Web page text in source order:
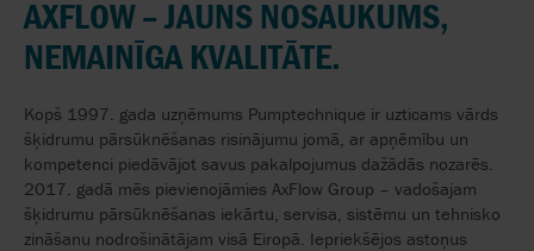
AXFLOW – JAUNS NOSAUKUMS,
NEMAINĪGA KVALITĀTE.
Kopš 1997. gada uzņēmums Pumptechnique ir uzticams vārds
šķidrumu pārsūknēšanas risinājumu jomā, ar apņēmību un
kompetenci piedāvājot savus pakalpojumus dažādās nozarēs.
2017. gadā mēs pievienojāmies AxFlow Group – vadošajam
šķidrumu pārsūknēšanas iekārtu, servisa, sistēmu un tehnisko
zināšanu nodrošinātājam visā Eiropā. Iepriekšējos astoņus